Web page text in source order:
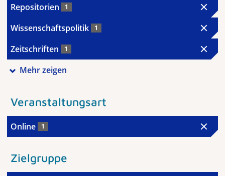
Repositorien 1
Wissenschaftspolitik 1
Zeitschriften 1
Mehr zeigen
Veranstaltungsart
Online 1
Zielgruppe